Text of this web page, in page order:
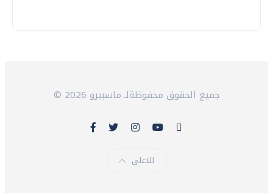
© 2026 جميع الحقوق محفوظةلـ ماسبيرو
للاعلى